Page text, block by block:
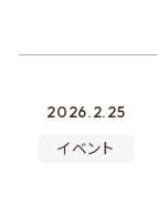
2026.2.25
イベント